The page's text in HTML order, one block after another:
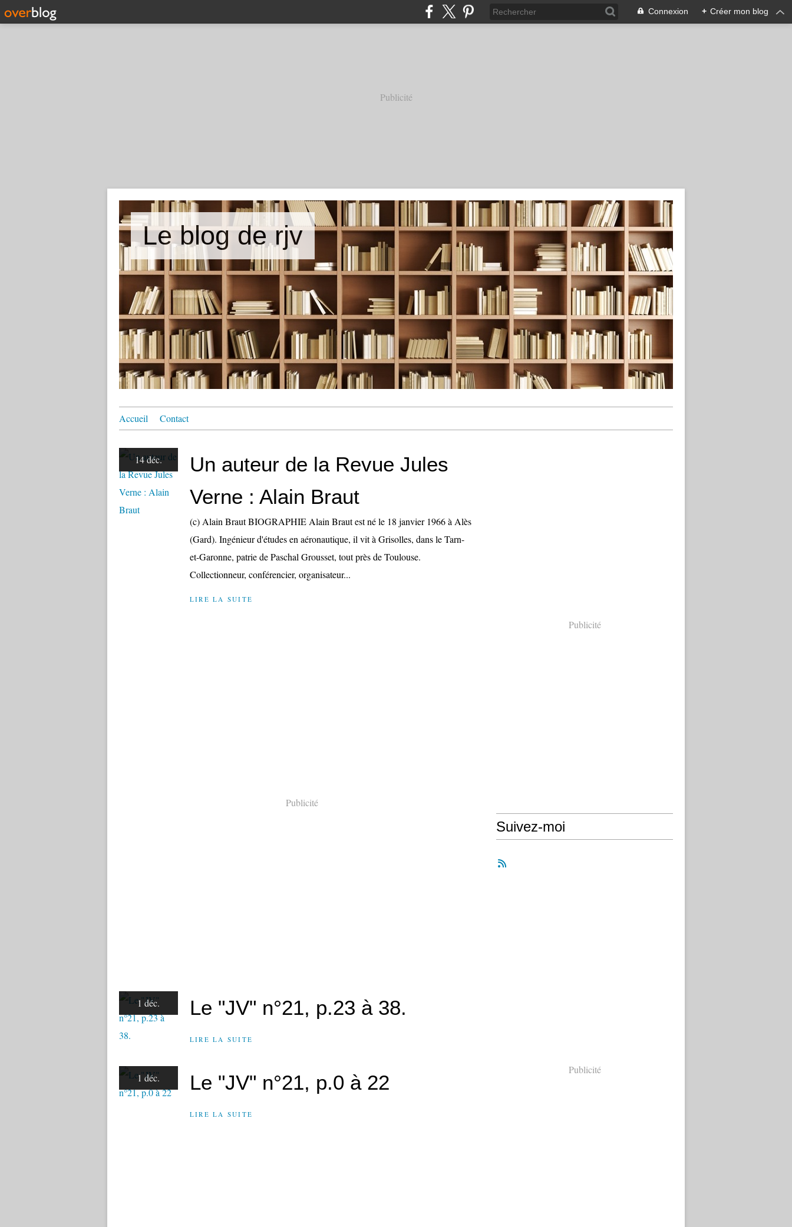
Connexion + Créer mon blog
Publicité
Le blog de rjv
Accueil Contact
14 déc.
Un auteur de la Revue Jules
Verne : Alain Braut
(c) Alain Braut BIOGRAPHIE Alain Braut est né le 18 janvier 1966 à Alès
(Gard). Ingénieur d'études en aéronautique, il vit à Grisolles, dans le Tarn-
et-Garonne, patrie de Paschal Grousset, tout près de Toulouse.
Collectionneur, conférencier, organisateur...
LIRE LA SUITE
Publicité
1 déc. Le "JV" n°21, p.23 à 38.
LIRE LA SUITE
1 déc. Le "JV" n°21, p.0 à 22
LIRE LA SUITE
Publicité
Suivez-moi
Publicité